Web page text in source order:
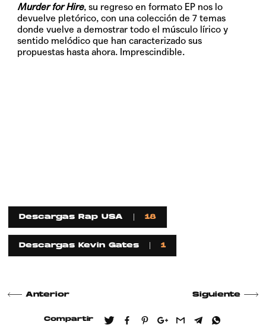
Murder for Hire, su regreso en formato EP nos lo
devuelve pletórico, con una colección de 7 temas
donde vuelve a demostrar todo el músculo lírico y
sentido melódico que han caracterizado sus
propuestas hasta ahora. Imprescindible.
Descargas Rap USA 18
Descargas Kevin Gates 1
Anterior Siguiente
Compartir